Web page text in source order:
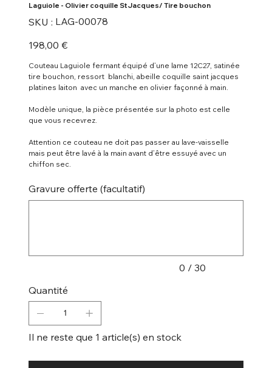
Laguiole - Olivier coquille St Jacques/ Tire bouchon
SKU : SKU
LAG-
LAG-00078
Prix
198,00 €
Couteau Laguiole fermant équipé d’une lame 12C27, satinée
tire bouchon, ressort blanchi, abeille coquille saint jacques
platines laiton avec un manche en olivier façonné à main.
Modèle unique, la pièce présentée sur la photo est celle
que vous recevrez.
Attention ce couteau ne doit pas passer au lave-vaisselle
mais peut être lavé à la main avant d’être essuyé avec un
chiffon sec.
Gravure offerte (facultatif)
0 / 30
Quantité
Il ne reste que 1 article(s) en stock